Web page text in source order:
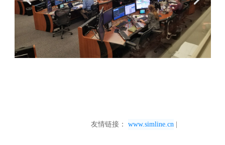
					友情链接：
www.simline.cn |